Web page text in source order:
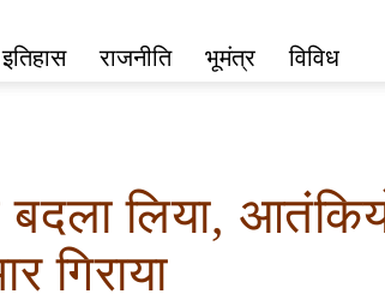
इतिहास राजनीति भूमंत्र विविध
बदला लिया,
गिराया